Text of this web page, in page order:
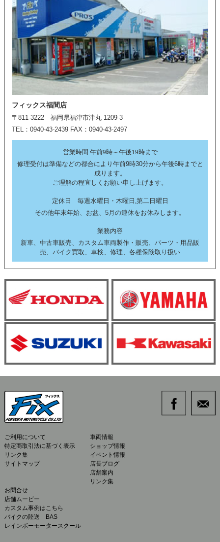
フィックス福間店
〒811-3222 福岡県福津市津丸 1209-3
TEL：0940-43-2439 FAX：0940-43-2497
営業時間 午前9時～午後19時まで
修理受付は準備などの都合により午前9時30分から午後6時までと
成ります。
ご理解の程宜しくお願い申し上げます。
定休日 毎週水曜日・木曜日,第二日曜日
その他年末年始、お盆、5月の連休をお休みします。
業務内容
新車、中古車販売、カスタム車両製作・販売、パーツ・用品販
売、バイク買取、車検、修理、各種保険取り扱い
ご利用について
特定商取引法に基づく表示
リンク集
サイトマップ
車両情報
ショップ情報
イベント情報
店長ブログ
店舗案内
リンク集
お問合せ
店舗ムービー
カスタム事例はこちら
バイクの陸送 BAS
レインボーモータースクール